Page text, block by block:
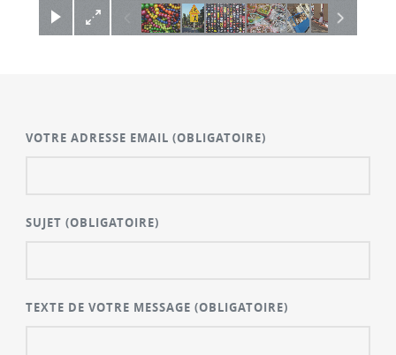
VOTRE ADRESSE EMAIL(OBLIGATOIRE)
SUJET(OBLIGATOIRE)
TEXTE DE VOTRE MESSAGE(OBLIGATOIRE)